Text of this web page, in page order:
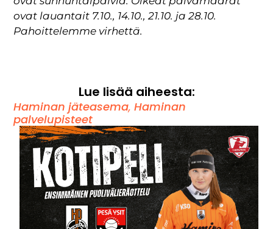
ovat lauantait 7.10., 14.10., 21.10. ja 28.10.
Pahoittelemme virhettä.
Lue lisää aiheesta:
Haminan jäteasema,Haminan
palvelupisteet